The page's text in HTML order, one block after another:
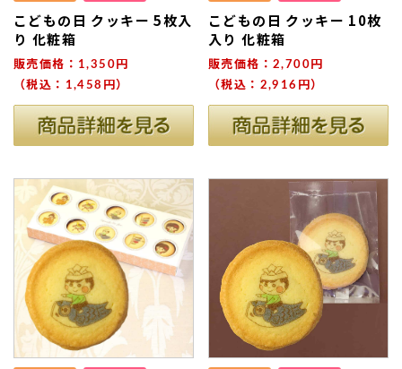
退職・異動の挨拶におすすめのお菓子ギ
フト5選
もらっ
失敗し
こどもの日 クッキー 5枚入
り 化粧箱
販売価格：1,350円
（税込：1,458円）
こどもの日 クッキー 10枚
入り 化粧箱
販売価格：2,700円
（税込：2,916円）